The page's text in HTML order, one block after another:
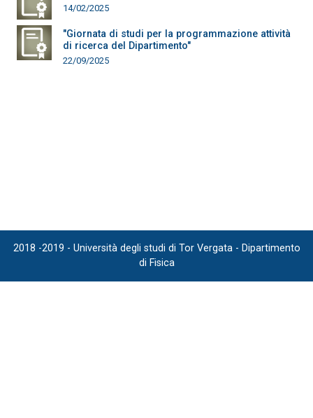
14/02/2025
"Giornata di studi per la programmazione attività
di ricerca del Dipartimento"
22/09/2025
2018 -2019 - Università degli studi di Tor Vergata - Dipartimento
di Fisica